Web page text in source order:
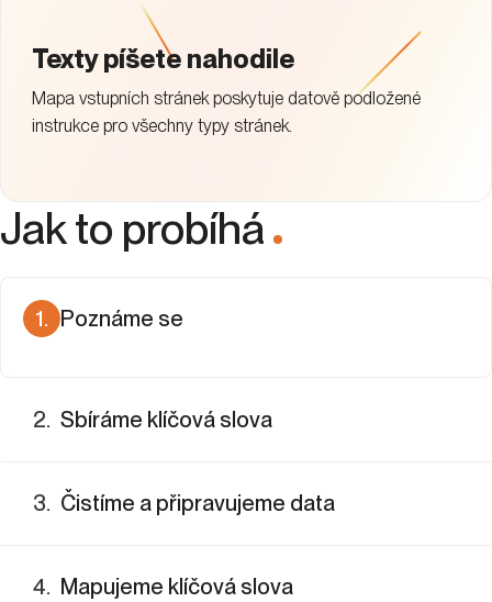
Texty píšete nahodile
Mapa vstupních stránek poskytuje datově podložené
instrukce pro všechny typy stránek.
Jak to probíhá
.
1. Poznáme se
2. Sbíráme klíčová slova
3. Čistíme a připravujeme data
4. Mapujeme klíčová slova